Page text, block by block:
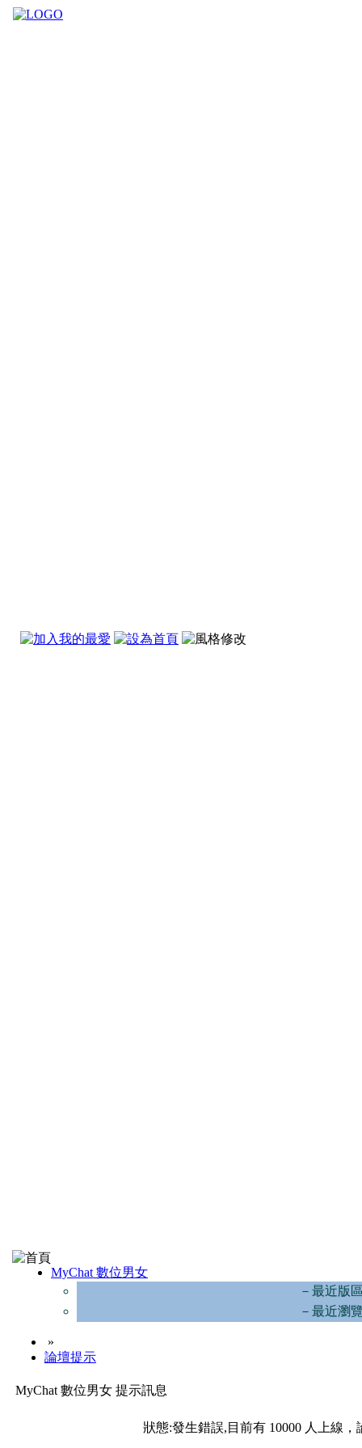
MyChat 數位男女
－最近版
－最近瀏
»
論壇提示
MyChat 數位男女 提示訊息
狀態:發生錯誤,目前有 10000 人上線